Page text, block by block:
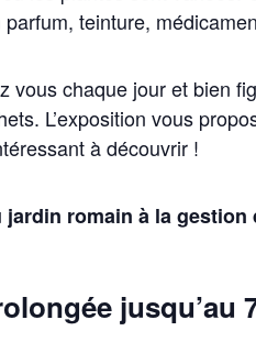
teinture,
vous chaque jour et bien
L’exposition vous
à découvrir !
jardin romain à la gestion
jusqu’au